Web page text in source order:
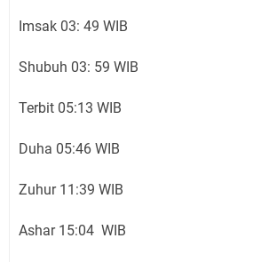
Imsak 03: 49 WIB
Shubuh 03: 59 WIB
Terbit 05:13 WIB
Duha 05:46 WIB
Zuhur 11:39 WIB
Ashar 15:04 WIB